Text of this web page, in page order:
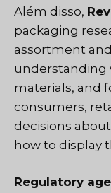
Além disso,
packaging
assortment
understanding
materials, and
consumers,
decisions
how to display
Regulatory